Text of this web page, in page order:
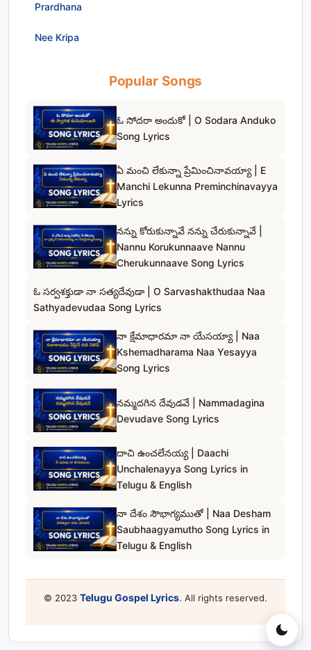
Prardhana
Nee Kripa
Popular Songs
ఓ సోదరా అందుకో | O Sodara Anduko
Song Lyrics
ఏ మంచి లేకున్నా ప్రేమించినావయ్యా | E
Manchi Lekunna Preminchinavayya
Lyrics
నన్ను కోరుకున్నావే నన్ను చేరుకున్నావే |
Nannu Korukunnaave Nannu
Cherukunnaave Song Lyrics
ఓ సర్వశక్తుడా నా సత్యదేవుడా | O Sarvashakthudaa Naa
Sathyadevudaa Song Lyrics
నా క్షేమాధారమా నా యేసయ్యా | Naa
Kshemadharama Naa Yesayya
Song Lyrics
నమ్మదగిన దేవుడవే | Nammadagina
Devudave Song Lyrics
దాచి ఉంచలేనయ్య | Daachi
Unchalenayya Song Lyrics in
Telugu & English
నా దేశం సౌభాగ్యముతో | Naa Desham
Saubhaagyamutho Song Lyrics in
Telugu & English
© 2023 Telugu Gospel Lyrics. All rights reserved.